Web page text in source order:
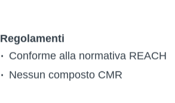
Regolamenti
Conforme alla normativa REACH
Nessun composto CMR